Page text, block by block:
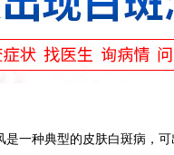
是一种典型的皮肤白斑病，